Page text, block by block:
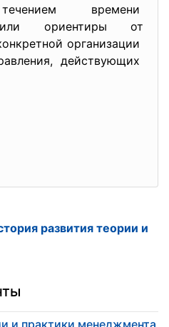
времени
ориентиры от
организации
действующих
развития теории и
и практики менеджмента